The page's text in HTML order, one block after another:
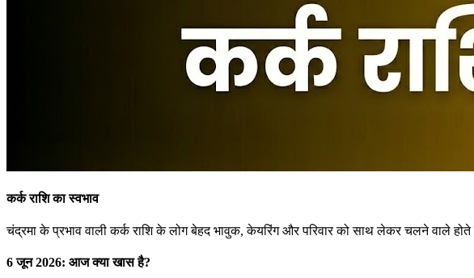
कर्क राशि का स्वभाव
चंद्रमा के प्रभाव वाली कर्क राशि के लोग बेहद भावुक, केयरिंग और परिवार को साथ लेकर चलने
6 जून 2026: आज क्या खास है?